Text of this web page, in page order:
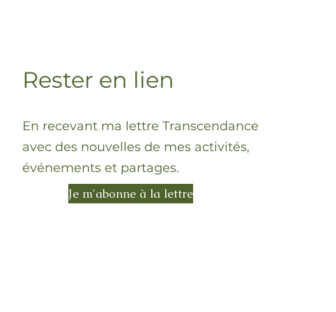
Rester en lien
En recevant ma lettre Transcendance
avec des nouvelles de mes activités,
événements et partages.
Je m'abonne à la lettre